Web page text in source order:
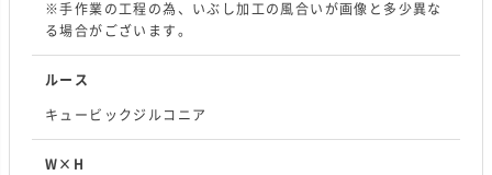
※手作業の工程の為、いぶし加工の風合いが画像と多少異な
る場合がございます。
ルース
キュービックジルコニア
W×H